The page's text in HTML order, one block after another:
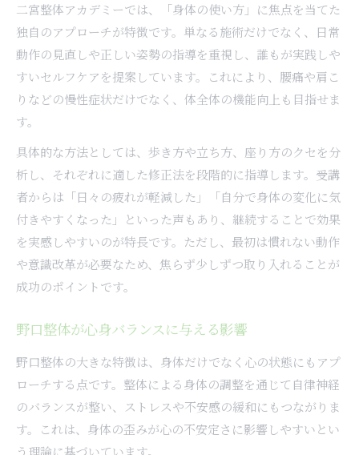
二宮整体アカデミーでは、「身体の使い方」に焦点を当てた
独自のアプローチが特徴です。単なる施術だけでなく、日常
動作の見直しや正しい姿勢の指導を重視し、誰もが実践しや
すいセルフケアを提案しています。これにより、腰痛や肩こ
りなどの慢性症状だけでなく、体全体の機能向上も目指せま
す。
具体的な方法としては、歩き方や立ち方、座り方のクセを分
析し、それぞれに適した修正法を段階的に指導します。受講
者からは「日々の疲れが軽減した」「自分で身体の変化に気
付きやすくなった」といった声もあり、継続することで効果
を実感しやすいのが特長です。ただし、最初は慣れない動作
や意識改革が必要なため、焦らず少しずつ取り入れることが
成功のポイントです。
野口整体が心身バランスに与える影響
野口整体の大きな特徴は、身体だけでなく心の状態にもアプ
ローチする点です。整体による身体の調整を通じて自律神経
のバランスが整い、ストレスや不安感の緩和にもつながりま
す。これは、身体の歪みが心の不安定さに影響しやすいとい
う理論に基づいています。